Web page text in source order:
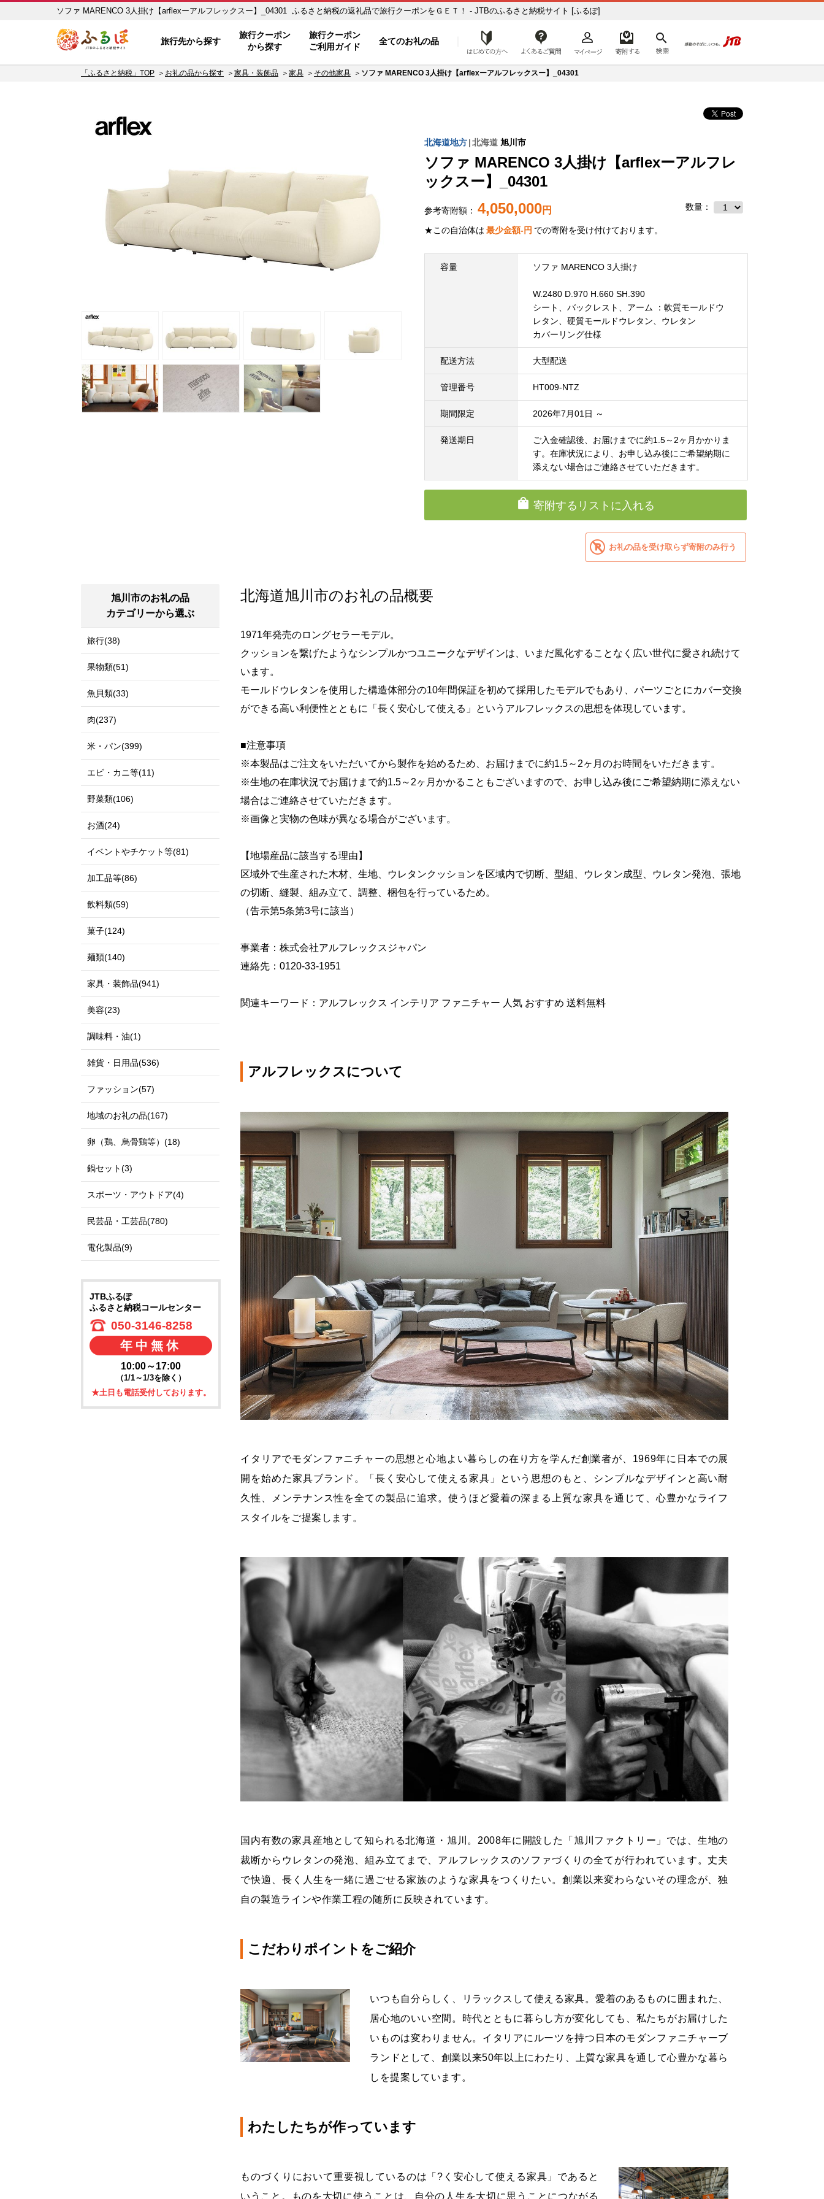
ソファ MARENCO 3人掛け【arflexーアルフレックスー】_04301 ふるさと納税の返礼品で旅行クーポンをＧＥＴ！ - JTBのふるさと納税サイト [ふるぽ]
旅行先から探す
旅行クーポン
から探す
旅行クーポン
ご利用ガイド
全てのお礼の品 はじめての方へ
「ふるさと納税」TOP お礼の品から探す 家具・装飾品 家具 その他家具 ソファ MARENCO 3人掛け【arflexーアルフレックスー】_04301
北海道地方 北海道 旭川市
ソファ MARENCO 3人掛け【arflexーアルフレ
ックスー】_04301
参考寄附額： 4,050,000円 数量：
★この自治体は 最少金額-円 での寄附を受け付けております。
容量 ソファ MARENCO 3人掛け
W.2480 D.970 H.660 SH.390
シート、バックレスト、アーム ：軟質モールドウ
レタン、硬質モールドウレタン、ウレタン
カバーリング仕様
配送方法 大型配送
管理番号 HT009-NTZ
期間限定 2026年7月01日 ～
発送期日
ご入金確認後、お届けまでに約1.5～2ヶ月かかりま
す。在庫状況により、お申し込み後にご希望納期に
添えない場合はご連絡させていただきます。
寄附するリストに入れる
お礼の品を受け取らず寄附のみ行う
北海道旭川市のお礼の品概要
1971年発売のロングセラーモデル。
クッションを繋げたようなシンプルかつユニークなデザインは、いまだ風化することなく広い世代に愛され続けて
います。
モールドウレタンを使用した構造体部分の10年間保証を初めて採用したモデルでもあり、パーツごとにカバー交換
ができる高い利便性とともに「長く安心して使える」というアルフレックスの思想を体現しています。
■注意事項
※本製品はご注文をいただいてから製作を始めるため、お届けまでに約1.5～2ヶ月のお時間をいただきます。
※生地の在庫状況でお届けまで約1.5～2ヶ月かかることもございますので、お申し込み後にご希望納期に添えない
場合はご連絡させていただきます。
※画像と実物の色味が異なる場合がございます。
【地場産品に該当する理由】
区域外で生産された木材、生地、ウレタンクッションを区域内で切断、型組、ウレタン成型、ウレタン発泡、張地
の切断、縫製、組み立て、調整、梱包を行っているため。
（告示第5条第3号に該当）
事業者：株式会社アルフレックスジャパン
連絡先：0120-33-1951
関連キーワード：アルフレックス インテリア ファニチャー 人気 おすすめ 送料無料
アルフレックスについて
イタリアでモダンファニチャーの思想と心地よい暮らしの在り方を学んだ創業者が、1969年に日本での展
開を始めた家具ブランド。「長く安心して使える家具」という思想のもと、シンプルなデザインと高い耐
久性、メンテナンス性を全ての製品に追求。使うほど愛着の深まる上質な家具を通じて、心豊かなライフ
スタイルをご提案します。
国内有数の家具産地として知られる北海道・旭川。2008年に開設した「旭川ファクトリー」では、生地の
裁断からウレタンの発泡、組み立てまで、アルフレックスのソファづくりの全てが行われています。丈夫
で快適、長く人生を一緒に過ごせる家族のような家具をつくりたい。創業以来変わらないその理念が、独
自の製造ラインや作業工程の随所に反映されています。
こだわりポイントをご紹介
いつも自分らしく、リラックスして使える家具。愛着のあるものに囲まれた、
居心地のいい空間。時代とともに暮らし方が変化しても、私たちがお届けした
いものは変わりません。イタリアにルーツを持つ日本のモダンファニチャーブ
ランドとして、創業以来50年以上にわたり、上質な家具を通して心豊かな暮ら
しを提案しています。
わたしたちが作っています
ものづくりにおいて重要視しているのは「?く安心して使える家具」であると
いうこと。ものを大切に使うことは、自分の人生を大切に思うことにつながる
旭川市のお礼の品
カテゴリーから選ぶ
旅行(38)
果物類(51)
魚貝類(33)
肉(237)
米・パン(399)
エビ・カニ等(11)
野菜類(106)
お酒(24)
イベントやチケット等(81)
加工品等(86)
飲料類(59)
菓子(124)
麺類(140)
家具・装飾品(941)
美容(23)
調味料・油(1)
雑貨・日用品(536)
ファッション(57)
地域のお礼の品(167)
卵（鶏、烏骨鶏等）(18)
鍋セット(3)
スポーツ・アウトドア(4)
民芸品・工芸品(780)
電化製品(9)
JTBふるぽ
ふるさと納税コールセンター
050-3146-8258
年中無休
10:00～17:00
（1/1～1/3を除く）
★土日も電話受付しております。